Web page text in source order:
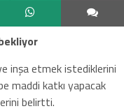
inşa etmek istediklerini
maddi katkı yapacak
belirtti.